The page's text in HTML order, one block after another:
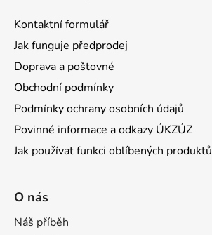
Kontaktní formulář
Jak funguje předprodej
Doprava a poštovné
Obchodní podmínky
Podmínky ochrany osobních údajů
Povinné informace a odkazy ÚKZÚZ
Jak používat funkci oblíbených produktů
O nás
Náš příběh